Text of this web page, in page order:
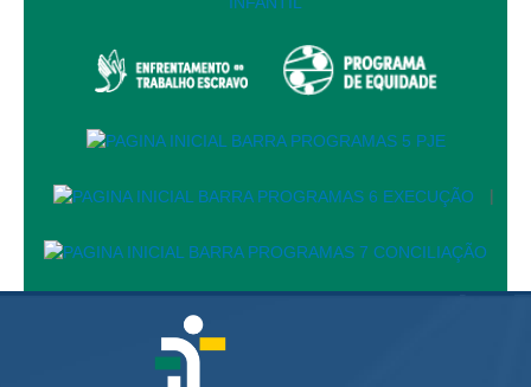
Ação Trabalhista (Atermação)
Atermação On-line - Interior de Roraima
Atermação On-line - Interior do Amazonas
Glossário
Consulta de Pautas
Audiências e Sessões
Calendário das Sessões da 1ª Turma 2026
|